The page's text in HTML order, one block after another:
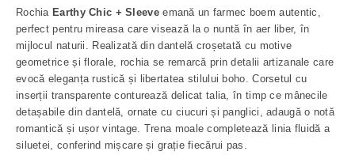
Rochia Earthy Chic + Sleeveemană un farmec boem autentic,
perfect pentru mireasa care visează la o nuntă în aer liber, în
mijlocul naturii. Realizată din dantelă croșetată cu motive
geometrice și florale, rochia se remarcă prin detalii artizanale care
evocă eleganța rustică și libertatea stilului boho. Corsetul cu
inserții transparente conturează delicat talia, în timp ce mânecile
detașabile din dantelă, ornate cu ciucuri și panglici, adaugă o notă
romantică și ușor vintage. Trena moale completează linia fluidă a
siluetei, conferind mișcare și grație fiecărui pas.